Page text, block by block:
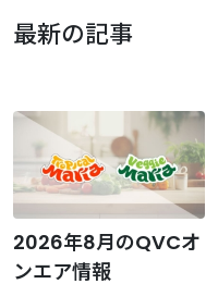
最新の記事
2026年8月のQVCオ
ンエア情報